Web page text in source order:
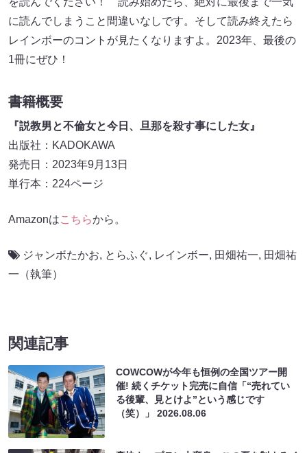
に読んでしまうこと間違いなしです。そして読み終えたら
レインボーのコントが見たくなりますよ。2023年、最後の
1冊にぜひ！
書籍概要
『説教男と不倫女と今日、旦那を殺す事にした女』
出版社：‎KADOKAWA
発売日：2023年9月13日
単行本：224ページ
Amazonはこちらから。
ジャンボたかお, とらふぐ, レインボー, 田畑祐一, 田畑祐
一（執筆）
関連記事
COWCOWが今年も恒例の全国ツアー開
催! 続くチケット完売に自信「“売れてい
る後輩、見とけよ”という感じです
（笑）」2026.08.06